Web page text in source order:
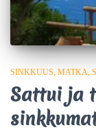
SINKKUUS MATKA
Sattui ja